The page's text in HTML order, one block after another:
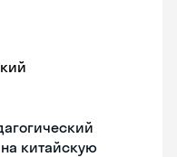
китайскую